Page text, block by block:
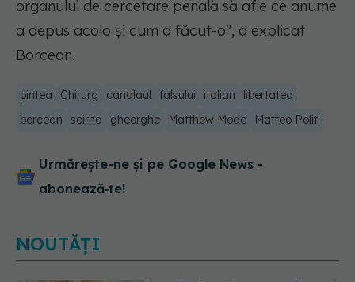
organului de cercetare penală să afle ce anume
a depus acolo și cum a făcut-o", a explicat
Borcean.
pintea Chirurg candlaul falsului italian
libertatea
borcean
soirna gheorghe Matthew Mode Matteo Politi
Urmărește-ne și pe Google News -
abonează‑te!
NOUTĂȚI